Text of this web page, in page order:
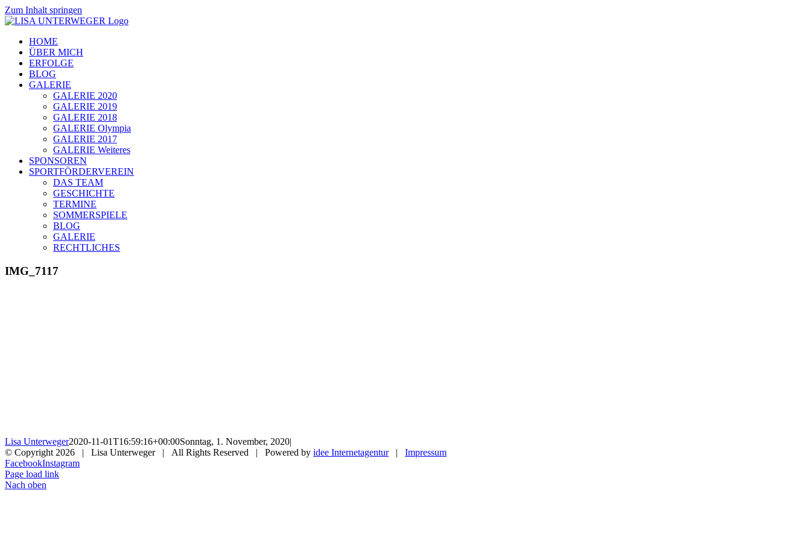
Zum Inhalt springen
HOME
ÜBER MICH
ERFOLGE
BLOG
GALERIE
GALERIE 2020
GALERIE 2019
GALERIE 2018
GALERIE Olympia
GALERIE 2017
GALERIE Weiteres
SPONSOREN
SPORTFÖRDERVEREIN
DAS TEAM
GESCHICHTE
TERMINE
SOMMERSPIELE
BLOG
GALERIE
RECHTLICHES
IMG_7117
Lisa Unterweger2020-11-01T16:59:16+00:00Sonntag, 1. November, 2020|
© Copyright2026 | Lisa Unterweger | All Rights Reserved | Powered by idee Internetagentur| Impressum
FacebookInstagram
Page load link
Nach oben